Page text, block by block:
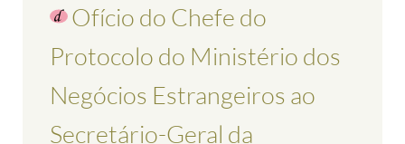
Ofício do Chefe do
Protocolo do Ministério dos
Negócios Estrangeiros ao
Secretário-Geral da